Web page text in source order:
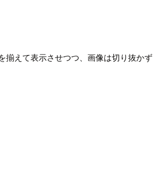
揃えて表示させつつ、画像は切り抜か